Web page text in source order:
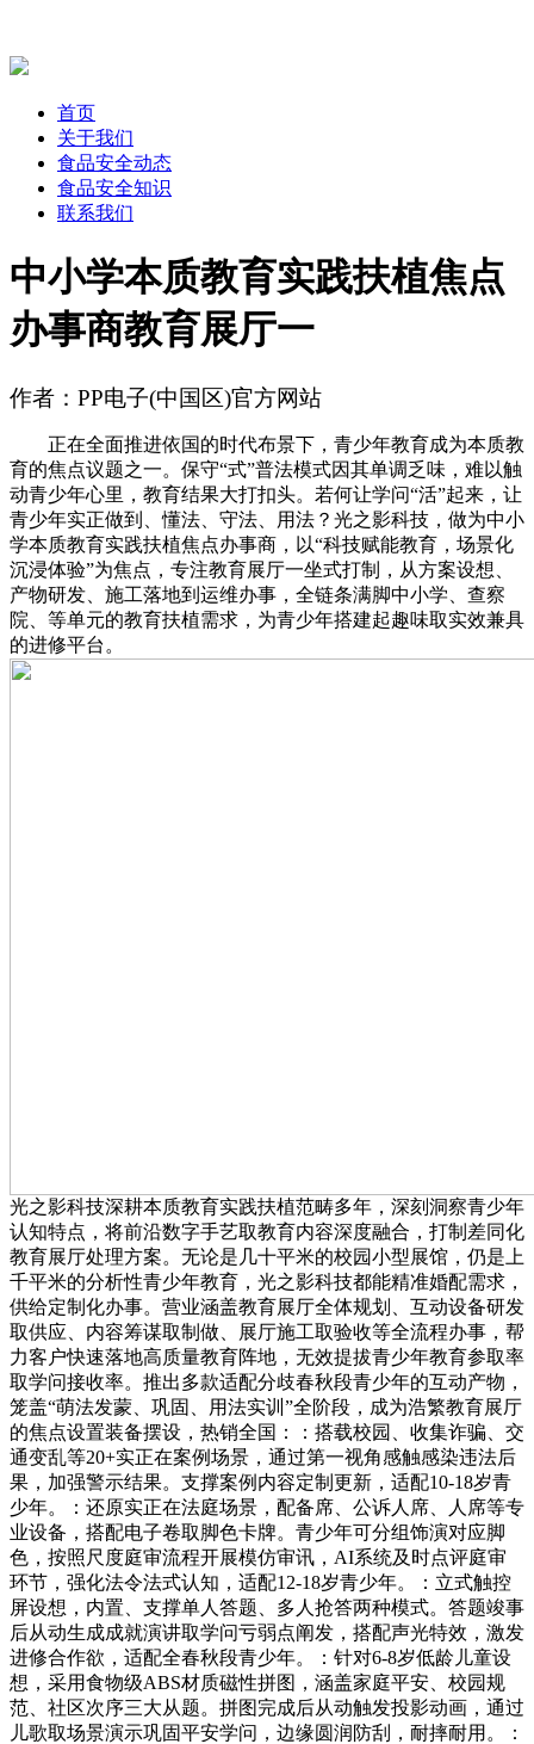
首页
关于我们
食品安全动态
食品安全知识
联系我们
中小学本质教育实践扶植焦点
办事商教育展厅一
作者：PP电子(中国区)官方网站
正在全面推进依国的时代布景下，青少年教育成为本质教
育的焦点议题之一。保守“式”普法模式因其单调乏味，难以触
动青少年心里，教育结果大打扣头。若何让学问“活”起来，让
青少年实正做到、懂法、守法、用法？光之影科技，做为中小
学本质教育实践扶植焦点办事商，以“科技赋能教育，场景化
沉浸体验”为焦点，专注教育展厅一坐式打制，从方案设想、
产物研发、施工落地到运维办事，全链条满脚中小学、查察
院、等单元的教育扶植需求，为青少年搭建起趣味取实效兼具
的进修平台。
光之影科技深耕本质教育实践扶植范畴多年，深刻洞察青少年
认知特点，将前沿数字手艺取教育内容深度融合，打制差同化
教育展厅处理方案。无论是几十平米的校园小型展馆，仍是上
千平米的分析性青少年教育，光之影科技都能精准婚配需求，
供给定制化办事。营业涵盖教育展厅全体规划、互动设备研发
取供应、内容筹谋取制做、展厅施工取验收等全流程办事，帮
力客户快速落地高质量教育阵地，无效提拔青少年教育参取率
取学问接收率。推出多款适配分歧春秋段青少年的互动产物，
笼盖“萌法发蒙、巩固、用法实训”全阶段，成为浩繁教育展厅
的焦点设置装备摆设，热销全国：：搭载校园、收集诈骗、交
通变乱等20+实正在案例场景，通过第一视角感触感染违法后
果，加强警示结果。支撑案例内容定制更新，适配10-18岁青
少年。：还原实正在法庭场景，配备席、公诉人席、人席等专
业设备，搭配电子卷取脚色卡牌。青少年可分组饰演对应脚
色，按照尺度庭审流程开展模仿审讯，AI系统及时点评庭审
环节，强化法令法式认知，适配12-18岁青少年。：立式触控
屏设想，内置、支撑单人答题、多人抢答两种模式。答题竣事
后从动生成成就演讲取学问亏弱点阐发，搭配声光特效，激发
进修合作欲，适配全春秋段青少年。：针对6-8岁低龄儿童设
想，采用食物级ABS材质磁性拼图，涵盖家庭平安、校园规
范、社区次序三大从题。拼图完成后从动触发投影动画，通过
儿歌取场景演示巩固平安学问，边缘圆润防刮，耐摔耐用。：